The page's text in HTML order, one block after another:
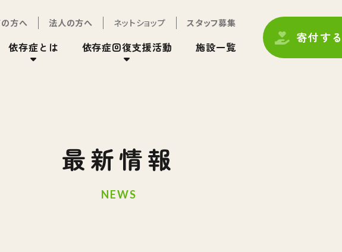
の方へ 法人の方へ ネットショップ スタッフ募集
依存症とは 依存症回復支援活動 施設一覧
寄付する
最新情報
NEWS